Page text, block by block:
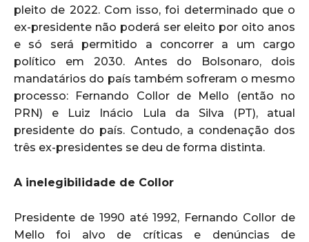
pleito de 2022. Com isso, foi determinado que o
ex-presidente não poderá ser eleito por oito anos
e só será permitido a concorrer a um cargo
político em 2030. Antes do Bolsonaro, dois
mandatários do país também sofreram o mesmo
processo: Fernando Collor de Mello (então no
PRN) e Luiz Inácio Lula da Silva (PT), atual
presidente do país. Contudo, a condenação dos
três ex-presidentes se deu de forma distinta.
A inelegibilidade de Collor
Presidente de 1990 até 1992, Fernando Collor de
Mello foi alvo de críticas e denúncias de